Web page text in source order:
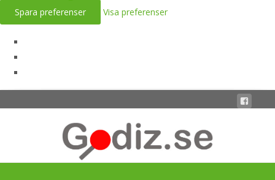
Spara preferenser Visa preferenser